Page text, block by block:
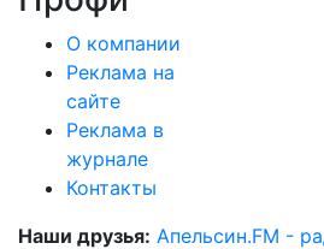
О компании
Реклама на
сайте
Реклама в
журнале
Контакты
Наши друзья: Апельсин.FM -